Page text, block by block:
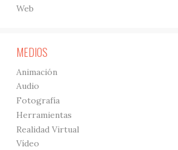
Web
MEDIOS
Animación
Audio
Fotografía
Herramientas
Realidad Virtual
Vídeo